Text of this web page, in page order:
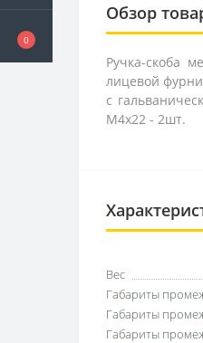
0
Обзор
Ручка-скоба
лицевой
с
М4х22 - 2шт.
Вес
Габариты
Габариты
Габариты